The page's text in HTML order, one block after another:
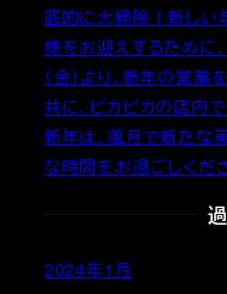
底的に大掃除！新しい
様をお迎えするために
（金）より、新年の営業
共に、ピカピカの店内
新年は、風月で新たな
な時間をお過ごしくだ
2024年1月